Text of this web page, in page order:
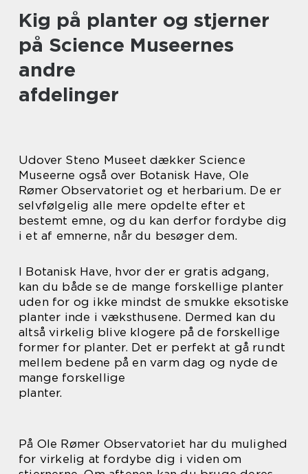
Kig på planter og stjerner
på Science Museernes
andre
afdelinger
Udover Steno Museet dækker Science
Museerne også over Botanisk Have, Ole
Rømer Observatoriet og et herbarium. De er
selvfølgelig alle mere opdelte efter et
bestemt emne, og du kan derfor fordybe dig
i et af emnerne, når du besøger dem.
I Botanisk Have, hvor der er gratis adgang,
kan du både se de mange forskellige planter
uden for og ikke mindst de smukke eksotiske
planter inde i væksthusene. Dermed kan du
altså virkelig blive klogere på de forskellige
former for planter. Det er perfekt at gå rundt
mellem bedene på en varm dag og nyde de
mange forskellige
planter.
På Ole Rømer Observatoriet har du mulighed
for virkelig at fordybe dig i viden om